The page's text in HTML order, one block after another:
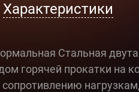
Характеристики
Стальная
горячей прокатки